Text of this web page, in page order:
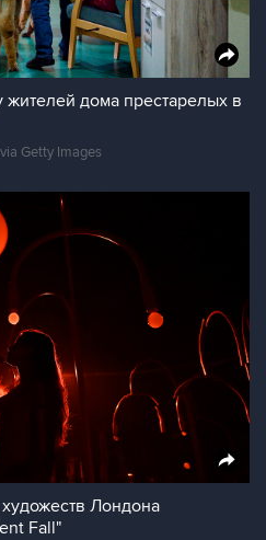
жителей дома престарелых в
Getty Images
Лондона
Fall"